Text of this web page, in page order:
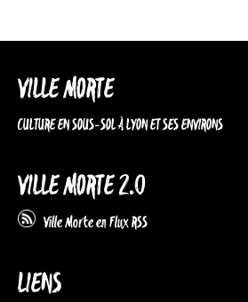
VILLE MORTE
CULTURE EN SOUS-SOL À LYON ET SES ENVIRONS
VILLE MORTE 2.0
Ville Morte en Flux RSS
LIENS